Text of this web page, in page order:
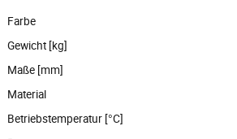
Farbe
Gewicht [kg]
Maße [mm]
Material
Betriebstemperatur [°C]